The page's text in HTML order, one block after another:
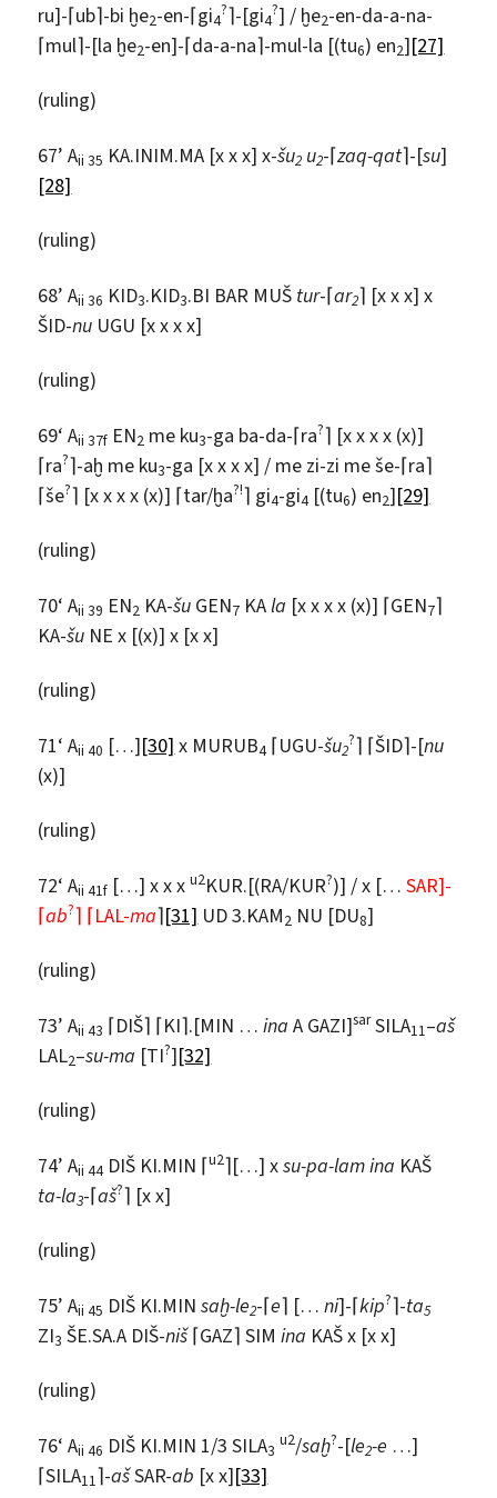
ru]-⌈ub⌉-bi ḫe2-en-⌈gi4
?⌉-[gi4
?] / ḫe2-en-da-a-na-
⌈mul⌉-[la ḫe2-en]-⌈da-a-na⌉-mul-la [(tu6) en2][27]
(ruling)
67’ Aii 35 KA.INIM.MA [x x x] x-šu2 u2-⌈zaq-qat⌉-[su]
[28]
(ruling)
68’ Aii 36 KID3.KID3.BI BAR MUŠ tur-⌈ar2⌉ [x x x] x
ŠID-nu UGU [x x x x]
(ruling)
69‘ Aii 37f EN2 me ku3-ga ba-da-⌈ra?⌉ [x x x x (x)]
⌈ra?⌉-aḫ me ku3-ga [x x x x] / me zi-zi me še-⌈ra⌉
⌈še?⌉ [x x x x (x)] ⌈tar/ḫa?!⌉ gi4-gi4 [(tu6) en2][29]
(ruling)
70‘ Aii 39 EN2 KA-šu GEN7 KAla [x x x x (x)] ⌈GEN7⌉
KA-šu NE x [(x)] x [x x]
(ruling)
71‘ Aii 40 […][30] x MURUB4 ⌈UGU-šu2
?⌉ ⌈ŠID⌉-[nu
(x)]
(ruling)
72‘ Aii 41f […] x x xu2KUR.[(RA/KUR?)] / x […SAR]-
⌈ab?⌉ ⌈LAL-ma⌉[31] UD 3.KAM2 NU [DU8]
(ruling)
73’ Aii 43 ⌈DIŠ⌉ ⌈KI⌉.[MIN …ina A GAZI]sarSILA11–aš
LAL2–su-ma [TI?][32]
(ruling)
74’ Aii 44 DIŠ KI.MIN ⌈u2⌉[…] xsu-pa-lam ina KAŠ
ta-la3-⌈aš?⌉ [x x]
(ruling)
75’ Aii 45 DIŠ KI.MINsaḫ-le2-⌈e⌉ […ni]-⌈kip?⌉-ta5
ZI3 ŠE.SA.A DIŠ-niš⌈GAZ⌉ SIMina KAŠ x [x x]
(ruling)
76‘ Aii 46 DIŠ KI.MIN 1/3 SILA3
u2/saḫ?-[le2-e …]
⌈SILA11⌉-ašSAR-ab [x x][33]